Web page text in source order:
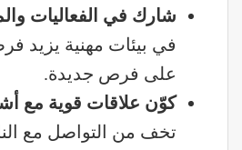
شارك في الفعاليات
في بيئات مهنية يزيد
على فرص جديدة.
كوّن علاقات قوية مع
تخف من التواصل مع